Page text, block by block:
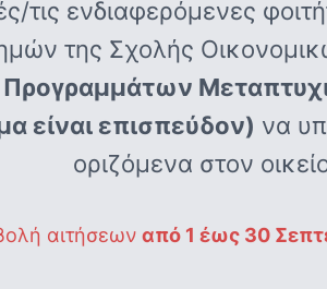
τις ενδιαφερόμενες
της Σχολής
είναι επισπεύδον) να
οριζόμενα στον
αιτήσεων από 1 έως 30